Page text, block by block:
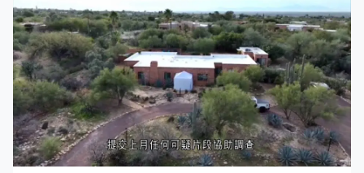
擇日補選。 傳媒推算，孟加拉民族主義黨取得逾200席，
即逾三分之二議席，黨主席拉赫曼有望出任總理。60歲的
拉赫曼出身政治世家，父親曾任總統，母親齊亞則是孟加
拉首位女總理。民族主義黨在社交平台宣布勝選，稱取得
最多議席，將籌組政府，但不會舉行集會或慶祝活動，呼
籲民眾參加周五主麻日的宗教儀式，為去年底病逝的齊亞
祈福。 主要對手伊斯蘭大會黨預計只取得60多席，領袖沙
菲庫爾拉赫曼承認落敗，承諾對政府的政策，不會「為反
對而反對」。至於在推翻哈西娜政權後，由學生成立的國